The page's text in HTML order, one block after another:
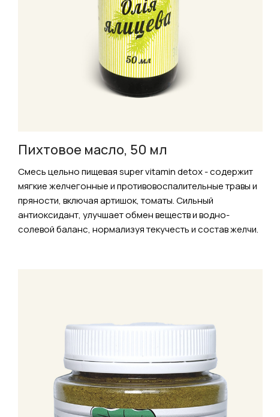
Пихтовое масло, 50 мл
Смесь цельно пищевая super vitamin detox - содержит
мягкие желчегонные и противовоспалительные травы и
пряности, включая артишок, томаты. Сильный
антиоксидант, улучшает обмен веществ и водно-
солевой баланс, нормализуя текучесть и состав желчи.